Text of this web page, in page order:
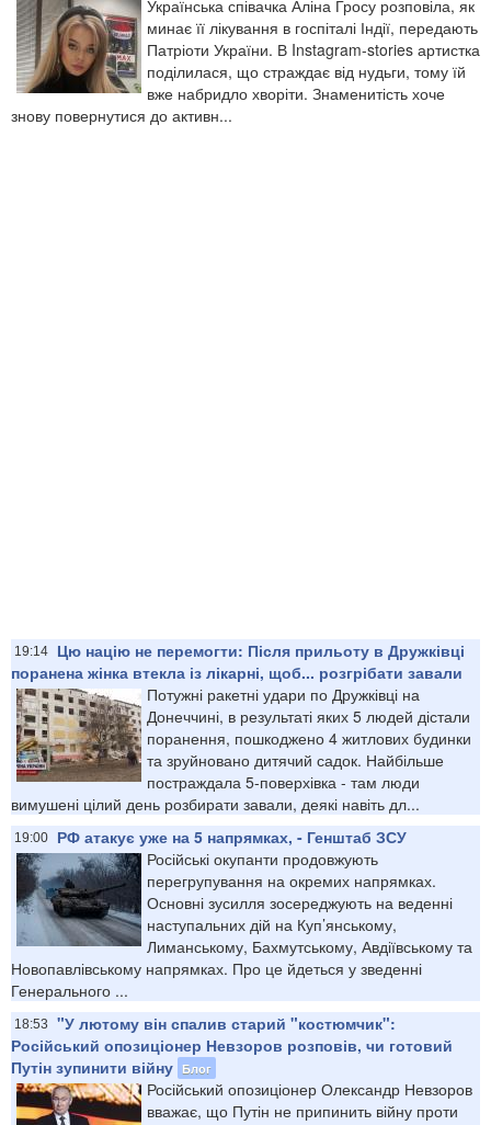
Українська співачка Аліна Гросу розповіла, як
минає її лікування в госпіталі Індії, передають
Патріоти України. В Instagram-stories артистка
поділилася, що страждає від нудьги, тому їй
вже набридло хворіти. Знаменитість хоче
знову повернутися до активн...
19:14
Цю націю не перемогти: Після прильоту в Дружківці
поранена жінка втекла із лікарні, щоб... розгрібати завали
Потужні ракетні удари по Дружківці на
Донеччині, в результаті яких 5 людей дістали
поранення, пошкоджено 4 житлових будинки
та зруйновано дитячий садок. Найбільше
постраждала 5-поверхівка - там люди
вимушені цілий день розбирати завали, деякі навіть дл...
19:00
РФ атакує уже на 5 напрямках, - Генштаб ЗСУ
Російські окупанти продовжують
перегрупування на окремих напрямках.
Основні зусилля зосереджують на веденні
наступальних дій на Куп’янському,
Лиманському, Бахмутському, Авдіївському та
Новопавлівському напрямках. Про це йдеться у зведенні
Генерального ...
18:53
"У лютому він спалив старий "костюмчик":
Російський опозиціонер Невзоров розповів, чи готовий
Путін зупинити війну Блог
Російський опозиціонер Олександр Невзоров
вважає, що Путін не припинить війну проти